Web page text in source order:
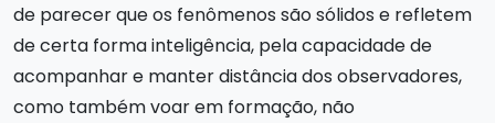
de parecer que os fenômenos são sólidos e refletem
de certa forma inteligência, pela capacidade de
acompanhar e manter distância dos observadores,
como também voar em formação, não